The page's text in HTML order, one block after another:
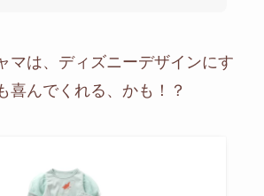
マは、ディズニーデザインにす
喜んでくれる、かも！？